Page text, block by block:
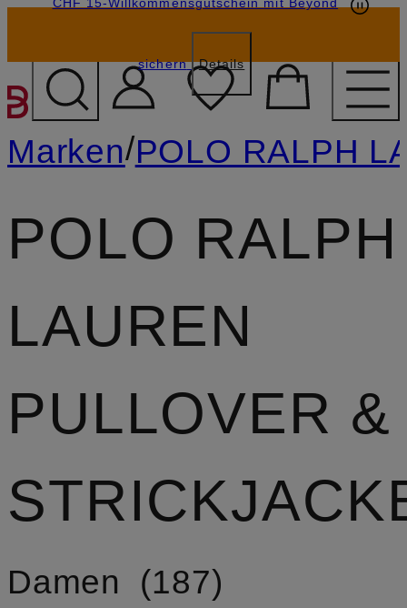
ZUM HAUPTINHALT
sichern Details
Marken/POLO RALPH
POLO RALPH
LAUREN
PULLOVER &
Damen 187